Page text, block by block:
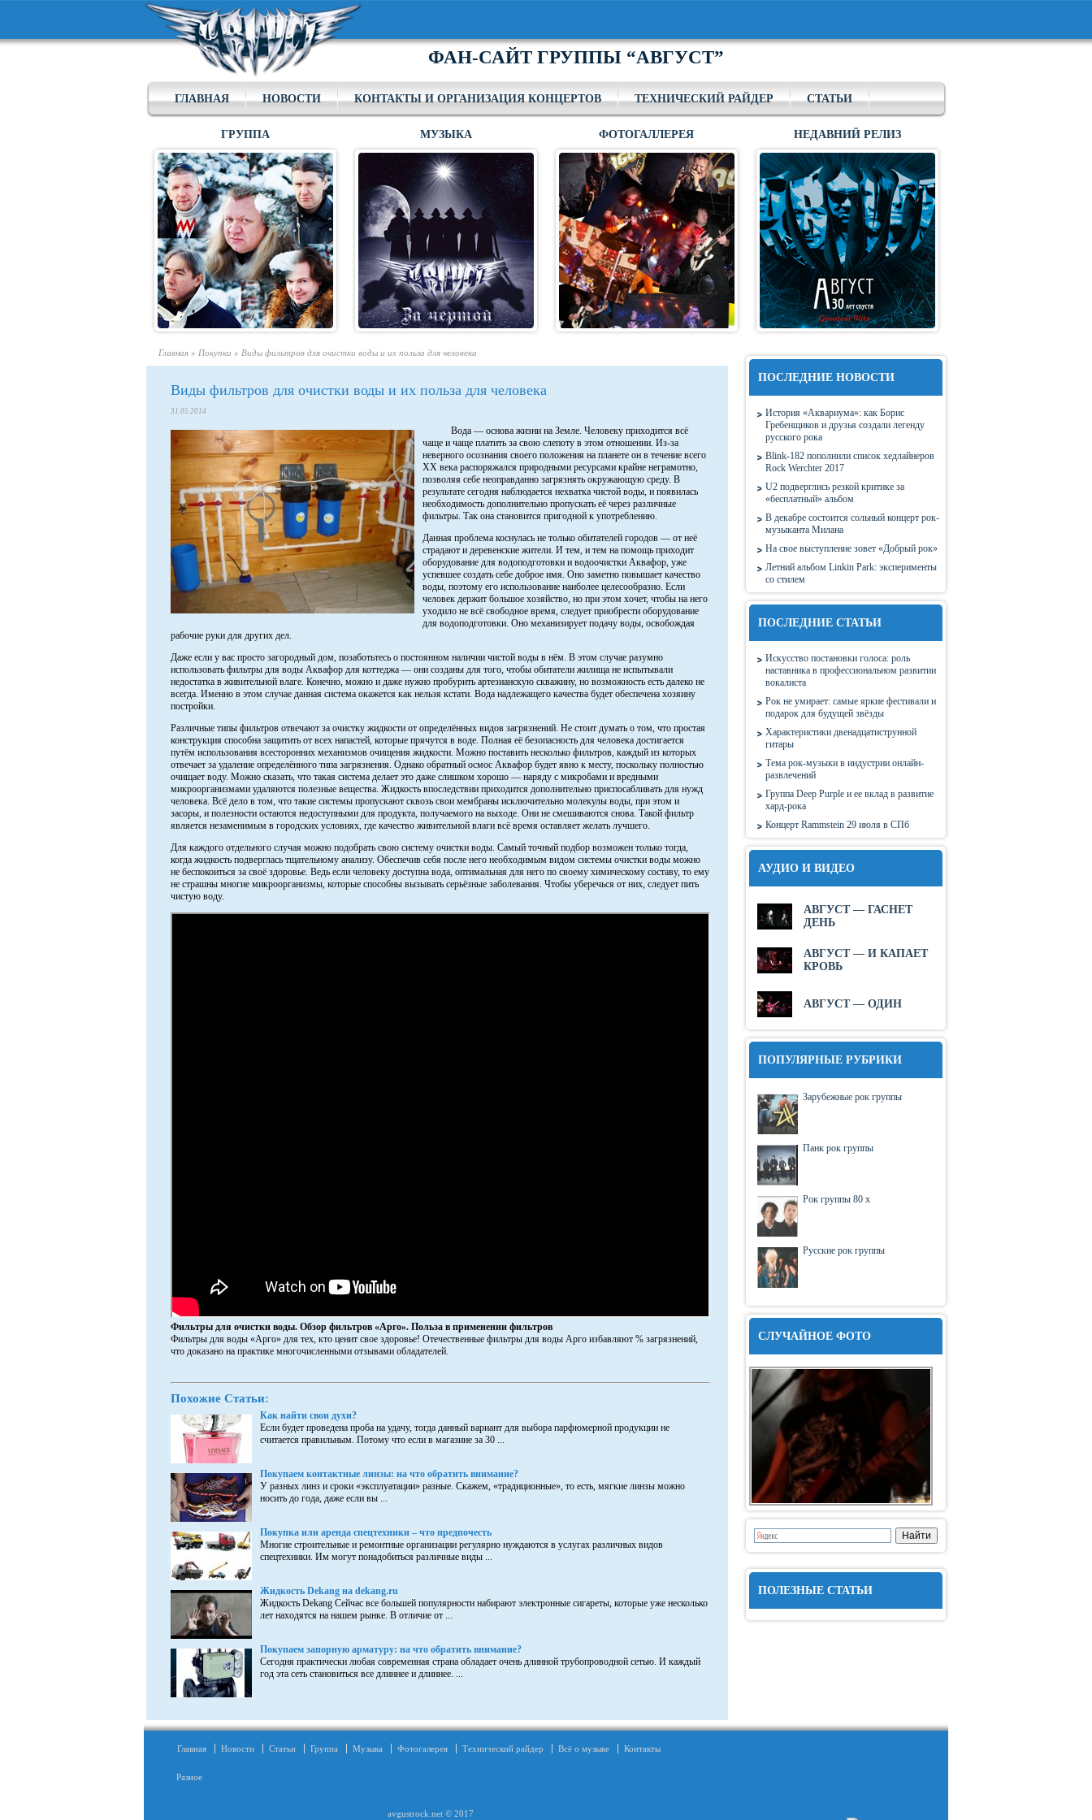
ФАН-САЙТ ГРУППЫ “АВГУСТ”
ГЛАВНАЯ НОВОСТИ КОНТАКТЫ И ОРГАНИЗАЦИЯ КОНЦЕРТОВ ТЕХНИЧЕСКИЙ РАЙДЕР СТАТЬИ
ГРУППА МУЗЫКА ФОТОГАЛЛЕРЕЯ НЕДАВНИЙ РЕЛИЗ
Главная » Покупки » Виды фильтров для очистки воды и их польза для человека
Виды фильтров для очистки воды и их польза для человека
31.05.2014
Вода — основа жизни на Земле. Человеку приходится всё
чаще и чаще платить за свою слепоту в этом отношении. Из-за
неверного осознания своего положения на планете он в течение всего
XX века распоряжался природными ресурсами крайне неграмотно,
позволяя себе неоправданно загрязнять окружающую среду. В
результате сегодня наблюдается нехватка чистой воды, и появилась
необходимость дополнительно пропускать её через различные
фильтры. Так она становится пригодной к употреблению.
Данная проблема коснулась не только обитателей городов — от неё
страдают и деревенские жители. И тем, и тем на помощь приходит
оборудование для водоподготовки и водоочистки Аквафор, уже
успевшее создать себе доброе имя. Оно заметно повышает качество
воды, поэтому его использование наиболее целесообразно. Если
человек держит большое хозяйство, но при этом хочет, чтобы на него
уходило не всё свободное время, следует приобрести оборудование
для водоподготовки. Оно механизирует подачу воды, освобождая
рабочие руки для других дел.
Даже если у вас просто загородный дом, позаботьтесь о постоянном наличии чистой воды в нём. В этом случае разумно
использовать фильтры для воды Аквафор для коттеджа — они созданы для того, чтобы обитатели жилища не испытывали
недостатка в живительной влаге. Конечно, можно и даже нужно пробурить артезианскую скважину, но возможность есть далеко не
всегда. Именно в этом случае данная система окажется как нельзя кстати. Вода надлежащего качества будет обеспечена хозяину
постройки.
Различные типы фильтров отвечают за очистку жидкости от определённых видов загрязнений. Не стоит думать о том, что простая
конструкция способна защитить от всех напастей, которые прячутся в воде. Полная её безопасность для человека достигается
путём использования всесторонних механизмов очищения жидкости. Можно поставить несколько фильтров, каждый из которых
отвечает за удаление определённого типа загрязнения. Однако обратный осмос Аквафор будет явно к месту, поскольку полностью
очищает воду. Можно сказать, что такая система делает это даже слишком хорошо — наряду с микробами и вредными
микроорганизмами удаляются полезные вещества. Жидкость впоследствии приходится дополнительно приспосабливать для нужд
человека. Всё дело в том, что такие системы пропускают сквозь свои мембраны исключительно молекулы воды, при этом и
засоры, и полезности остаются недоступными для продукта, получаемого на выходе. Они не смешиваются снова. Такой фильтр
является незаменимым в городских условиях, где качество живительной влаги всё время оставляет желать лучшего.
Для каждого отдельного случая можно подобрать свою систему очистки воды. Самый точный подбор возможен только тогда,
когда жидкость подверглась тщательному анализу. Обеспечив себя после него необходимым видом системы очистки воды можно
не беспокоиться за своё здоровье. Ведь если человеку доступна вода, оптимальная для него по своему химическому составу, то ему
не страшны многие микроорганизмы, которые способны вызывать серьёзные заболевания. Чтобы уберечься от них, следует пить
чистую воду.
Фильтры для очистки воды. Обзор фильтров «Арго». Польза в применении фильтров
Фильтры для воды «Арго» для тех, кто ценит свое здоровье! Отечественные фильтры для воды Арго избавляют % загрязнений,
что доказано на практике многочисленными отзывами обладателей.
Похожие Статьи:
Как найти свои духи?
Если будет проведена проба на удачу, тогда данный вариант для выбора парфюмерной продукции не
считается правильным. Потому что если в магазине за 30 ...
Покупаем контактные линзы: на что обратить внимание?
У разных линз и сроки «эксплуатации» разные. Скажем, «традиционные», то есть, мягкие линзы можно
носить до года, даже если вы ...
Покупка или аренда спецтехники – что предпочесть
Многие строительные и ремонтные организации регулярно нуждаются в услугах различных видов
спецтехники. Им могут понадобиться различные виды ...
Жидкость Dekang на dekang.ru
Жидкость Dekang Сейчас все большей популярности набирают электронные сигареты, которые уже несколько
лет находятся на нашем рынке. В отличие от ...
Покупаем запорную арматуру: на что обратить внимание?
Сегодня практически любая современная страна обладает очень длинной трубопроводной сетью. И каждый
год эта сеть становиться все длиннее и длиннее. ...
ПОСЛЕДНИЕ НОВОСТИ
История «Аквариума»: как Борис
Гребенщиков и друзья создали легенду
русского рока
Blink-182 пополнили список хедлайнеров
Rock Werchter 2017
U2 подверглись резкой критике за
«бесплатный» альбом
В декабре состоится сольный концерт рок-
музыканта Милана
На свое выступление зовет «Добрый рок»
Летний альбом Linkin Park: эксперименты
со стилем
ПОСЛЕДНИЕ СТАТЬИ
Искусство постановки голоса: роль
наставника в профессиональном развитии
вокалиста
Рок не умирает: самые яркие фестивали и
подарок для будущей звёзды
Характеристики двенадцатиструнной
гитары
Тема рок-музыки в индустрии онлайн-
развлечений
Группа Deep Purple и ее вклад в развитие
хард-рока
Концерт Rammstein 29 июля в СПб
АУДИО И ВИДЕО
АВГУСТ — ГАСНЕТ
ДЕНЬ
АВГУСТ — И КАПАЕТ
КРОВЬ
АВГУСТ — ОДИН
ПОПУЛЯРНЫЕ РУБРИКИ
Зарубежные рок группы
Панк рок группы
Рок группы 80 х
Русские рок группы
СЛУЧАЙНОЕ ФОТО
ПОЛЕЗНЫЕ СТАТЬИ
Главная Новости Статьи Группа Музыка Фотогалерея Технический райдер Всё о музыке Контакты
Разное
avgustrock.net © 2017